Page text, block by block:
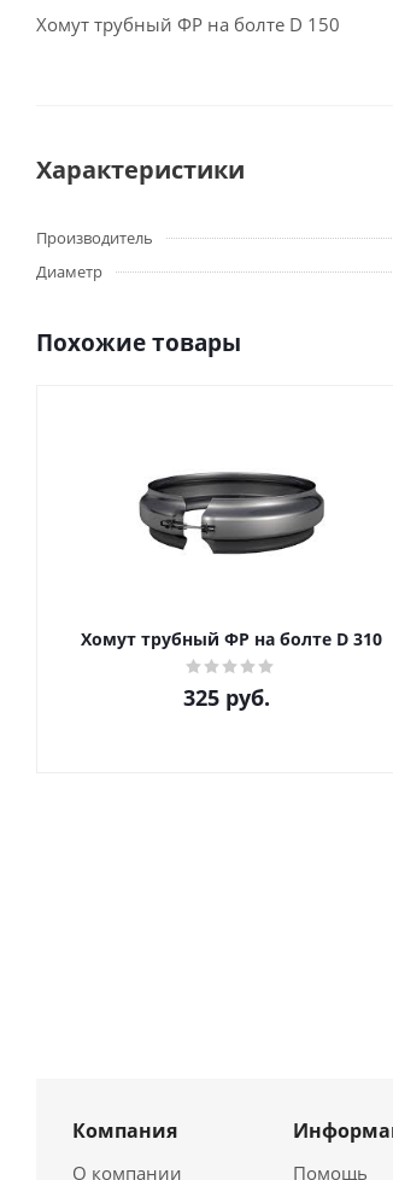
Хомут трубный ФР на болте D 150
Характеристики
Производитель
Диаметр
Похожие товары
Хомут трубный ФР на болте D 310
325 руб.
Компания
О компании
Помощь